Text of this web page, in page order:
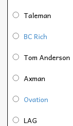
Taleman
BC Rich
Tom Anderson
Axman
Ovation
LAG